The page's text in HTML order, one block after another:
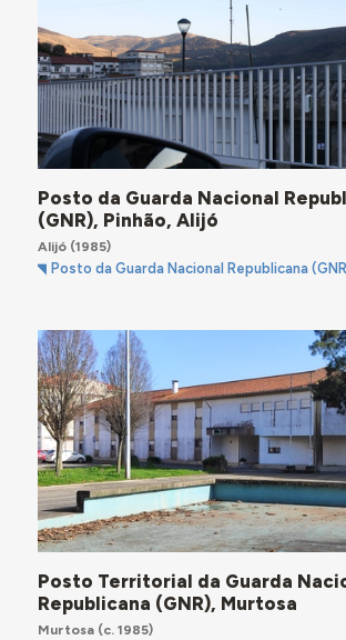
Posto da Guarda Nacional
(GNR), Pinhão, Alijó
Alijó(1985)
Posto da Guarda Nacional Republicana
Posto Territorial da Guarda
Republicana (GNR), Murtosa
Murtosa(c. 1985)